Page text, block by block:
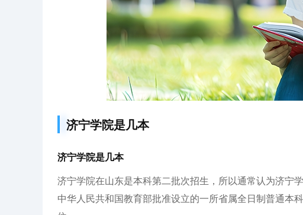
济宁学院是几本
济宁学院是几本
济宁学院在山东是本科第二批次招生，所以通常认为济宁
中华人民共和国教育部批准设立的一所省属全日制普通本